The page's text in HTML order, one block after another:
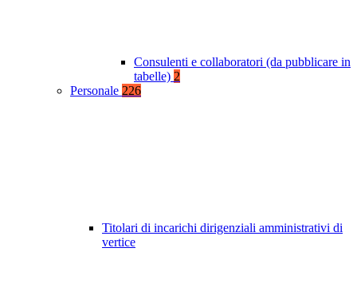
Consulenti e collaboratori (da pubblicare in
tabelle) 2
Personale 226
Titolari di incarichi dirigenziali amministrativi di
vertice